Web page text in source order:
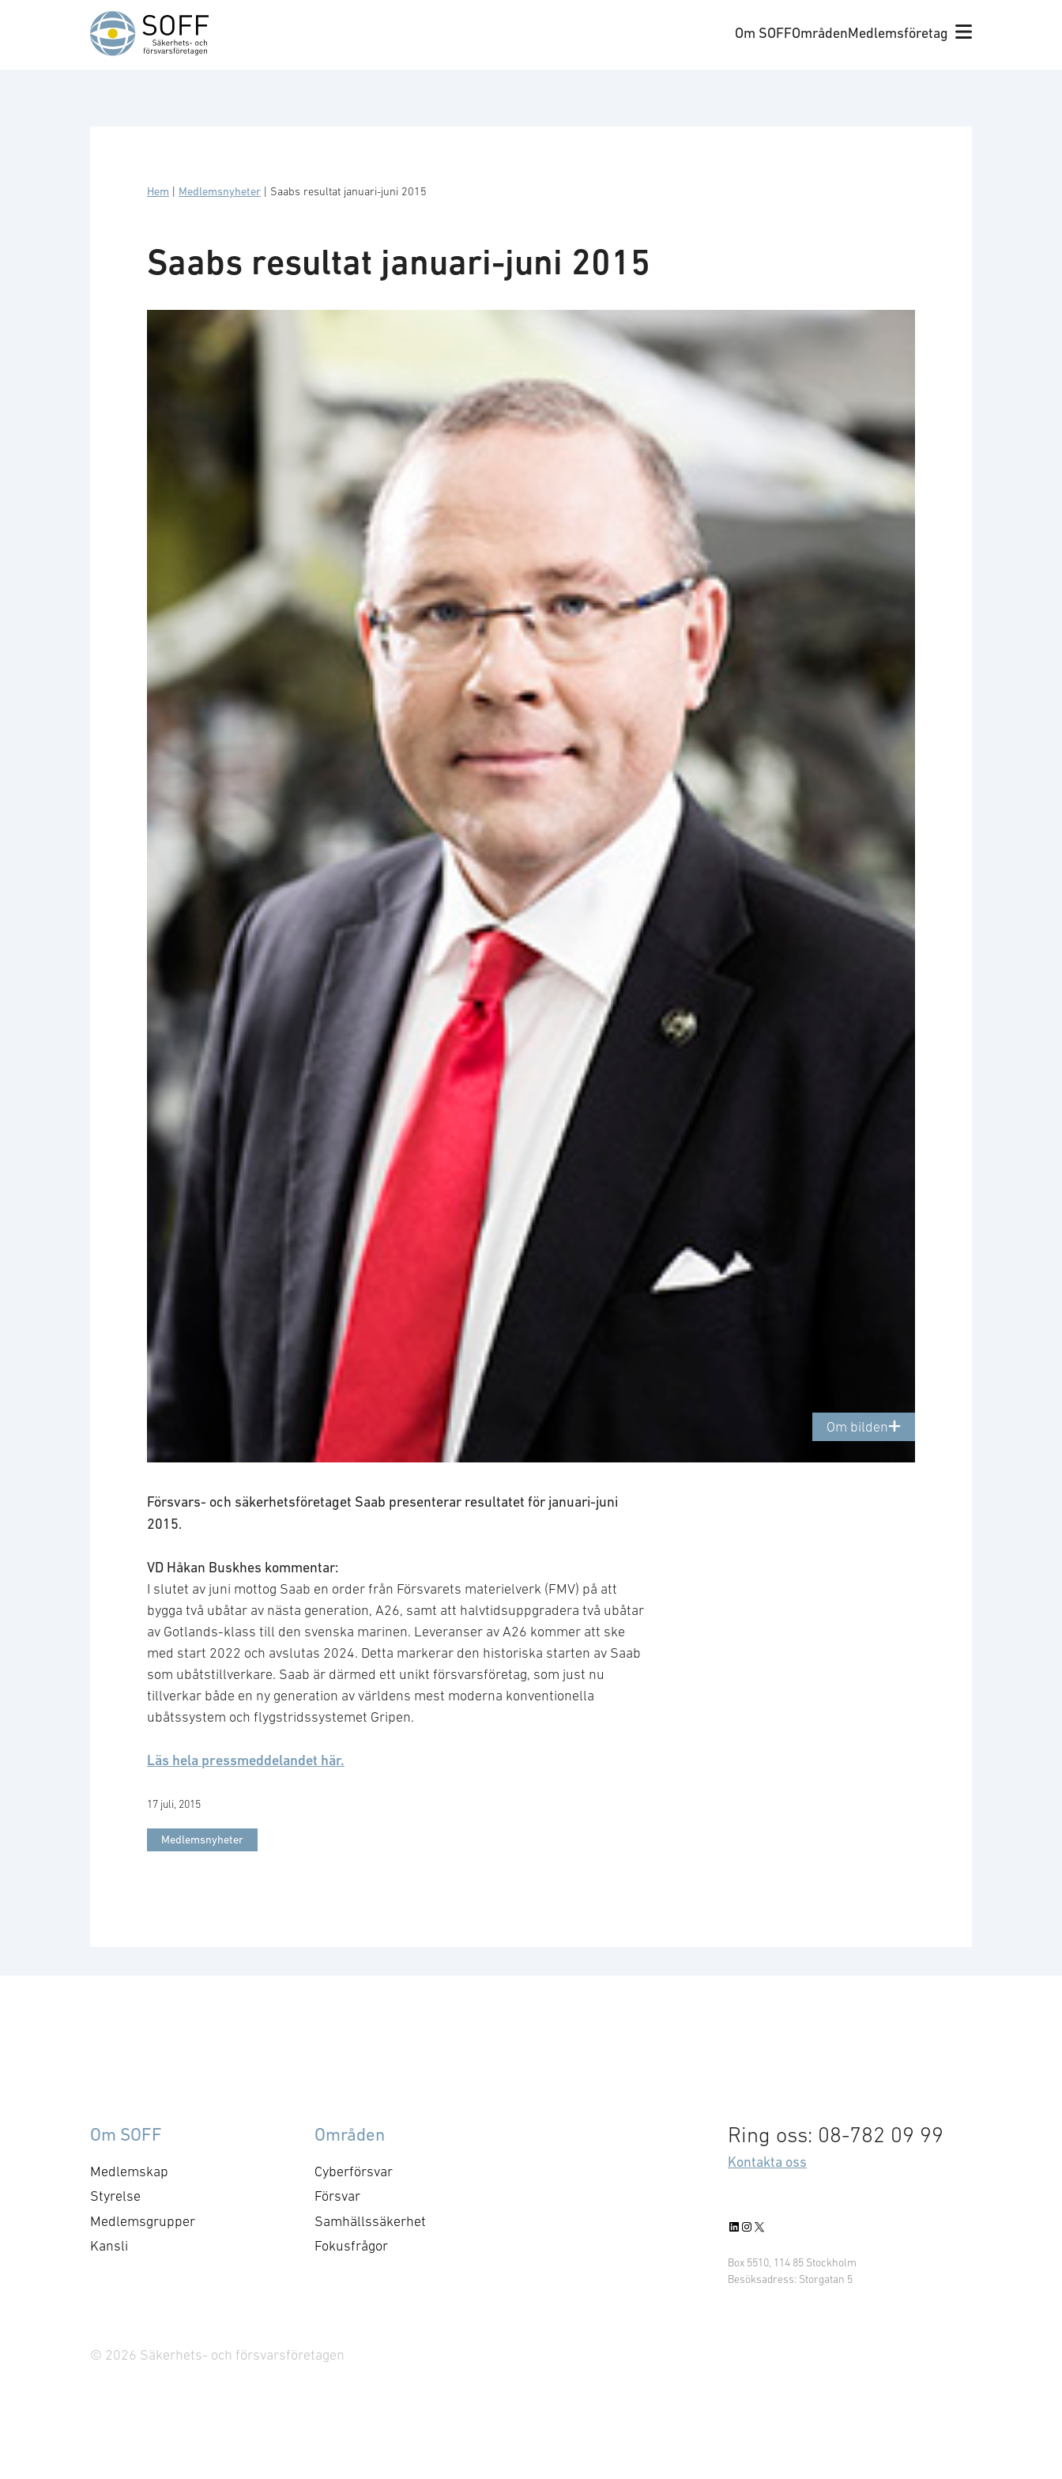
Hoppa till innehåll
Om SOFFOmrådenMedlemsföretag
Hem Medlemsnyheter Saabs resultat januari-juni 2015
Saabs resultat januari-juni 2015
Om bilden
Försvars- och säkerhetsföretaget Saab presenterar resultatet för januari-juni
2015.
VD Håkan Buskhes kommentar:
I slutet av juni mottog Saab en order från Försvarets materielverk (FMV) på att
bygga två ubåtar av nästa generation, A26, samt att halvtidsuppgradera två ubåtar
av Gotlands-klass till den svenska marinen. Leveranser av A26 kommer att ske
med start 2022 och avslutas 2024. Detta markerar den historiska starten av Saab
som ubåtstillverkare. Saab är därmed ett unikt försvarsföretag, som just nu
tillverkar både en ny generation av världens mest moderna konventionella
ubåtssystem och flygstridssystemet Gripen.
Läs hela pressmeddelandet här.
17 juli, 2015
Medlemsnyheter
Om SOFF
Medlemskap
Styrelse
Medlemsgrupper
Kansli
Områden
Cyberförsvar
Försvar
Samhällssäkerhet
Fokusfrågor
Ring oss: 08-782 09 99
Kontakta oss
LinkedIn
Instagram
X
Box 5510, 114 85 Stockholm
Besöksadress: Storgatan 5
© 2026 Säkerhets- och försvarsföretagen